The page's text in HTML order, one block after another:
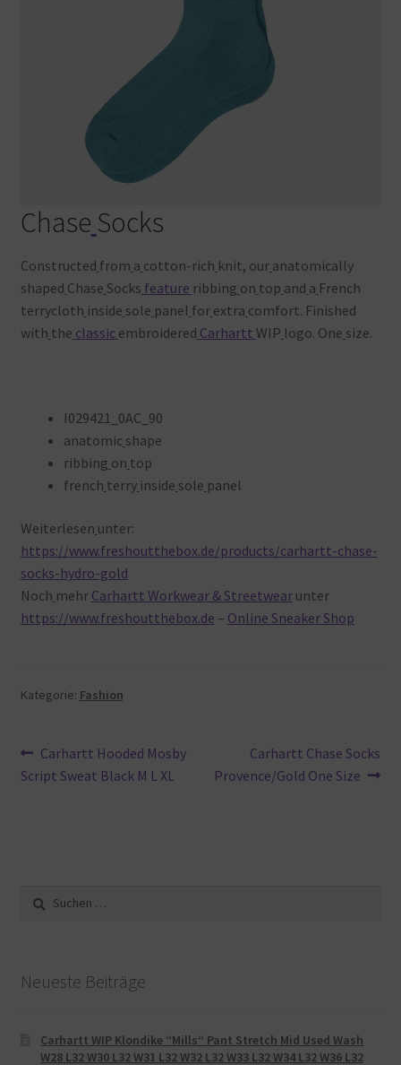
Chase Socks
Constructed from a cotton-rich knit, our anatomically
shaped Chase Socks feature ribbing on top and a French
terrycloth inside sole panel for extra comfort. Finished
with the classic embroidered Carhartt WIP logo. One size.
I029421_0AC_90
anatomic shape
ribbing on top
french terry inside sole panel
Weiterlesen unter:
https://www.freshoutthebox.de/products/carhartt-chase-
socks-hydro-gold
Noch mehr Carhartt Workwear & Streetwearunter
https://www.freshoutthebox.de – Online Sneaker Shop
Kategorie: Fashion
Beitragsnavigation
Vorheriger
Beitrag:
Carhartt Hooded Mosby
Script Sweat Black M L XL
Nächster
Beitrag:
Carhartt Chase Socks
Provence/Gold One Size
Suche
nach:
Neueste Beiträge
Carhartt WIP Klondike “Mills“ Pant Stretch Mid Used Wash
W28 L32 W30 L32 W31 L32 W32 L32 W33 L32 W34 L32 W36 L32